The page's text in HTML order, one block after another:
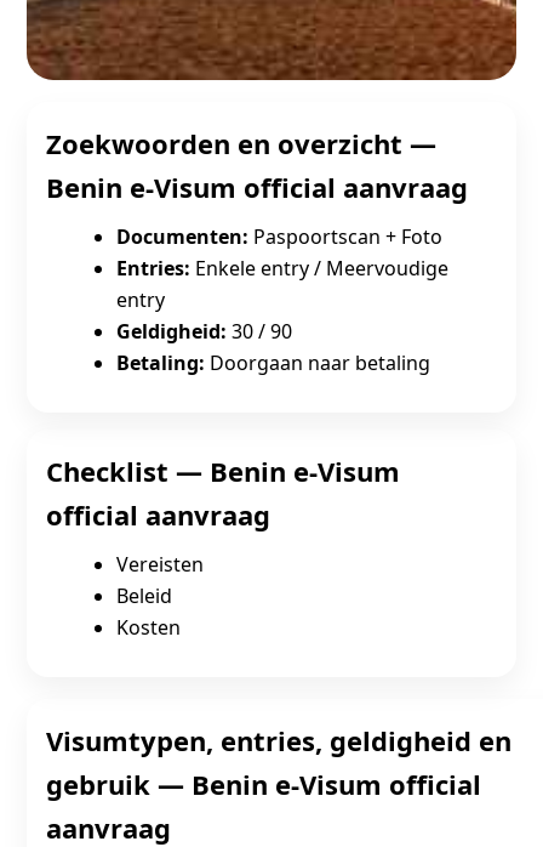
Zoekwoorden en overzicht —
Benin e‑Visum official aanvraag
Documenten: Paspoortscan + Foto
Entries: Enkele entry / Meervoudige
entry
Geldigheid: 30 / 90
Betaling: Doorgaan naar betaling
Checklist — Benin e‑Visum
official aanvraag
Vereisten
Beleid
Kosten
Visumtypen, entries, geldigheid en
gebruik — Benin e‑Visum official
aanvraag